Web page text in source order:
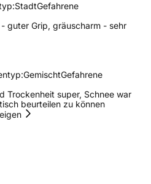
StadtGefahrene
guter Grip, gräuscharm - sehr
GemischtGefahrene
Trockenheit super, Schnee war
beurteilen zu können